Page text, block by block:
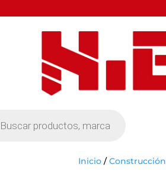
Inicio /Construcción